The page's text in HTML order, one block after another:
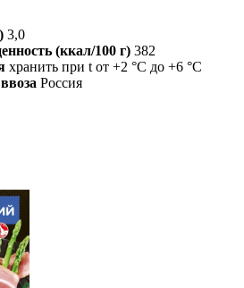
3,0
(ккал/100 г) 382
хранить при t от +2 °C до +6 °C
Россия